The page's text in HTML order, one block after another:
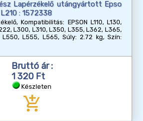
Lapérzékelő utángyártott Epso
: 1572338
Kompatibilitás: EPSON L110, L130,
L300, L310, L350, L355, L362, L365,
L555, L565, Súly: 2.72 kg, Szín:
Bruttó ár :
1 320 Ft
Készleten
add_shopping_cart